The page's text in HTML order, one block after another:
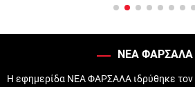
ΝΕΑ ΦΑΡΣΑΛΑ
Η εφημερίδα ΝΕΑ ΦΑΡΣΑΛΑ ιδρύθηκε τον